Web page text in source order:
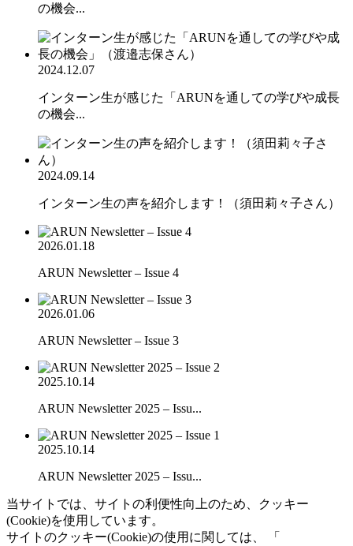
の機会...
2024.12.07
インターン生が感じた「ARUNを通しての学びや成長
の機会...
2024.09.14
インターン生の声を紹介します！（須田莉々子さん）
2026.01.18
ARUN Newsletter – Issue 4
2026.01.06
ARUN Newsletter – Issue 3
2025.10.14
ARUN Newsletter 2025 – Issu...
2025.10.14
ARUN Newsletter 2025 – Issu...
当サイトでは、サイトの利便性向上のため、クッキー
(Cookie)を使用しています。
サイトのクッキー(Cookie)の使用に関しては、 「